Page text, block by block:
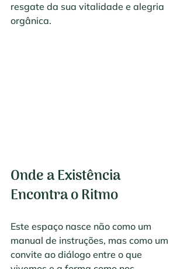
resgate da sua vitalidade e alegria
orgânica.
Onde a Existência
Encontra o Ritmo
Este espaço nasce não como um
manual de instruções, mas como um
convite ao diálogo entre o que